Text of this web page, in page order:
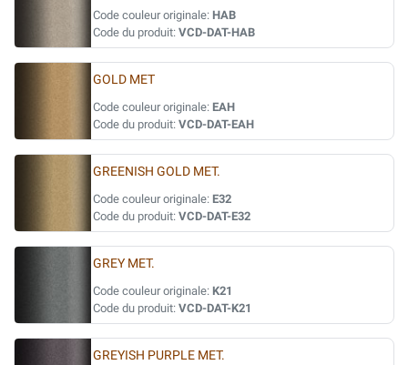
Code couleur originale: HAB
Code du produit: VCD-DAT-HAB
GOLD MET
Code couleur originale: EAH
Code du produit: VCD-DAT-EAH
GREENISH GOLD MET.
Code couleur originale: E32
Code du produit: VCD-DAT-E32
GREY MET.
Code couleur originale: K21
Code du produit: VCD-DAT-K21
GREYISH PURPLE MET.